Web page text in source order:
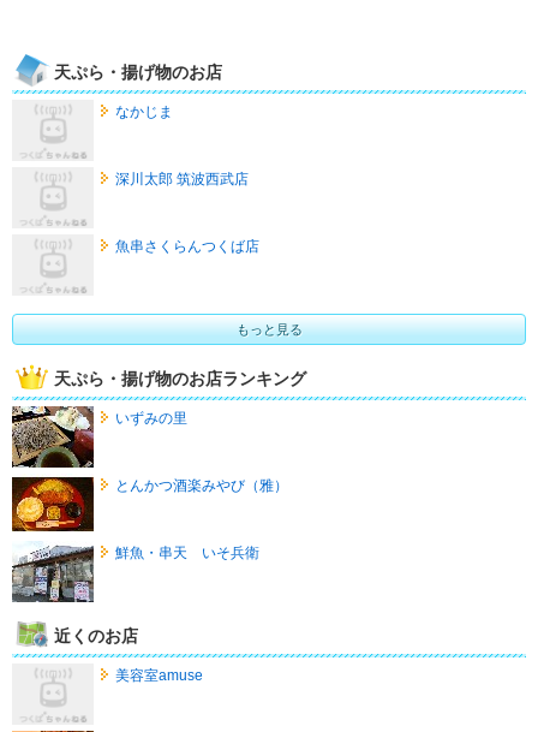
天ぷら・揚げ物のお店
なかじま
深川太郎 筑波西武店
魚串さくらんつくば店
もっと見る
天ぷら・揚げ物のお店ランキング
いずみの里
とんかつ酒楽みやび（雅）
鮮魚・串天 いそ兵衛
近くのお店
美容室amuse